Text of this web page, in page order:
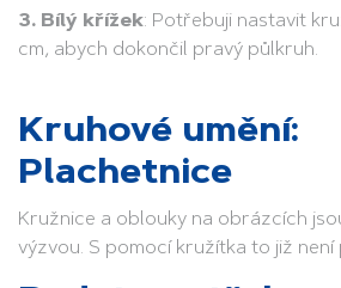
3. Bílý křížek: Potřebuji nastavit
cm, abych dokončil pravý půlkruh.
Kruhové umění:
Plachetnice
Kružnice a oblouky na obrázcích
výzvou. S pomocí kružítka to již není